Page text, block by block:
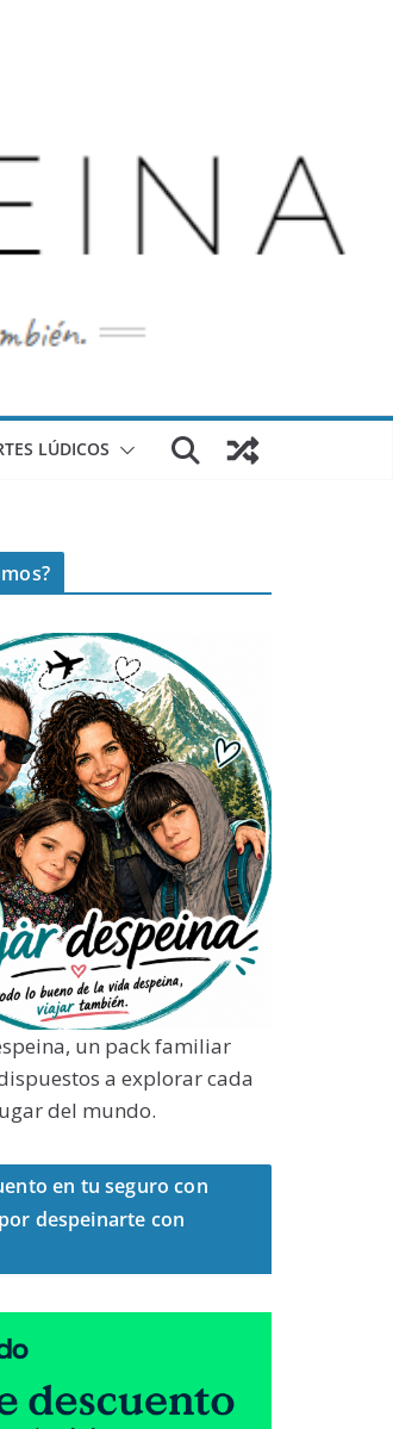
LÚDICOS
un pack familiar
a explorar cada
del mundo.
en tu seguro con
despeinarte con